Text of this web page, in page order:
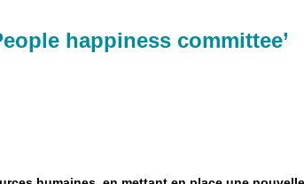
happiness committee’